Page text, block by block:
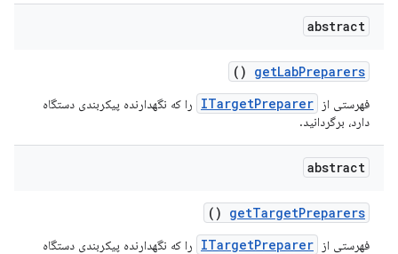
abstract
getLabPreparers
()
فهرستی از ITargetPreparer
را که نگهدارنده پیکربندی دستگاه
دارد، برگردانید.
abstract
getTargetPreparers
()
فهرستی از ITargetPreparer
را که نگهدارنده پیکربندی دستگاه